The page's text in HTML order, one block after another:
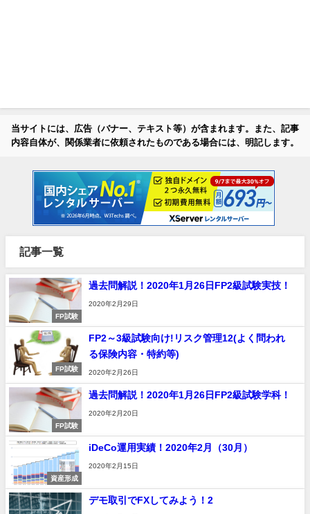
当サイトには、広告（バナー、テキスト等）が含まれます。また、記事
内容自体が、関係業者に依頼されたものである場合には、明記します。
記事一覧
FP試験
過去問解説！2020年1月26日FP2級試験実技！
2020年2月29日
FP試験
FP2～3級試験向け!リスク管理12(よく問われ
る保険内容・特約等)
2020年2月26日
FP試験
過去問解説！2020年1月26日FP2級試験学科！
2020年2月20日
資産形成
iDeCo運用実績！2020年2月（30月）
2020年2月15日
デモ取引でFXしてみよう！2